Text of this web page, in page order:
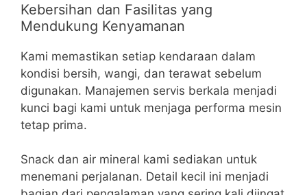
Kebersihan dan Fasilitas yang
Mendukung Kenyamanan
Kami memastikan setiap kendaraan dalam
kondisi bersih, wangi, dan terawat sebelum
digunakan. Manajemen servis berkala menjadi
kunci bagi kami untuk menjaga performa mesin
tetap prima.
Snack dan air mineral kami sediakan untuk
menemani perjalanan. Detail kecil ini menjadi